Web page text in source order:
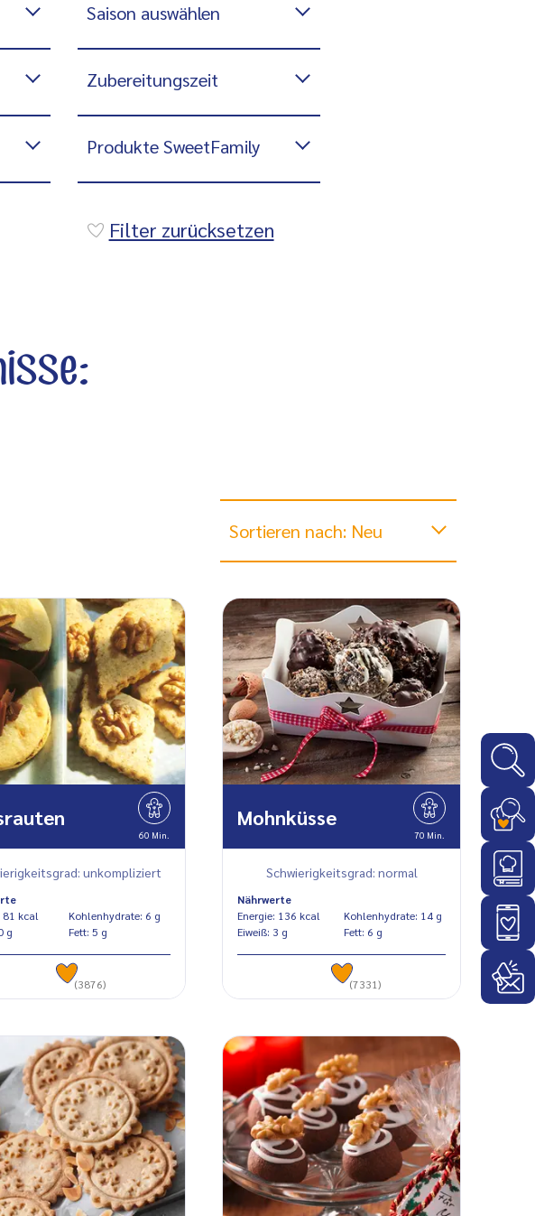
Saison auswählen
Zubereitungszeit
Produkte SweetFamily
Filter zurücksetzen
Sortieren nach: Neu
60 Min.
unkompliziert
Energie: 81 kcal
0 g
Kohlenhydrate: 6 g
Fett: 5 g
(3876)
Mohnküsse
70 Min.
Schwierigkeitsgrad: normal
Nährwerte
Energie: 136 kcal
Eiweiß: 3 g
Kohlenhydrate: 14 g
Fett: 6 g
(7331)